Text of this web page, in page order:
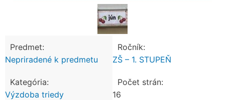
Predmet:
Nepriradené k predmetu
Ročník:
ZŠ – 1. STUPEŇ
Kategória:
Výzdoba triedy
Počet strán:
16